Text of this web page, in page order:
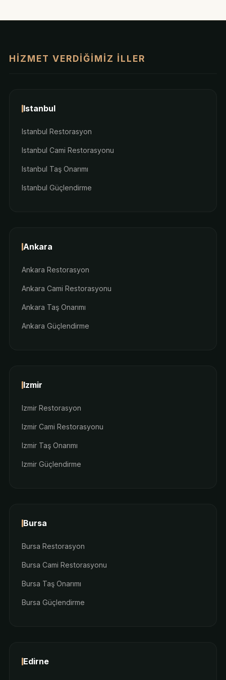
HIZMET VERDIĞIMIZ İLLER
Istanbul
Istanbul Restorasyon
Istanbul Cami Restorasyonu
Istanbul Taş Onarımı
Istanbul Güçlendirme
Ankara
Ankara Restorasyon
Ankara Cami Restorasyonu
Ankara Taş Onarımı
Ankara Güçlendirme
Izmir
Izmir Restorasyon
Izmir Cami Restorasyonu
Izmir Taş Onarımı
Izmir Güçlendirme
Bursa
Bursa Restorasyon
Bursa Cami Restorasyonu
Bursa Taş Onarımı
Bursa Güçlendirme
Edirne